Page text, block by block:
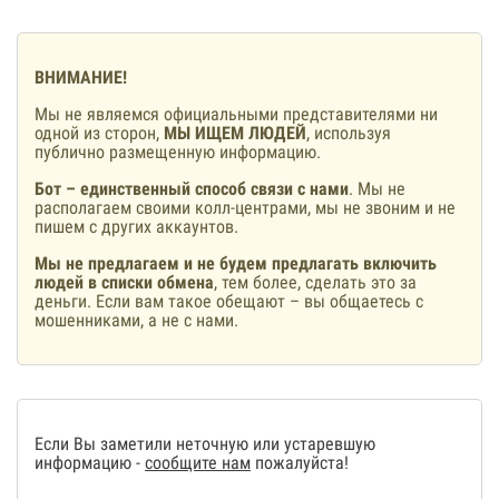
ВНИМАНИЕ!
Мы не являемся официальными представителями ни
одной из сторон, МЫ ИЩЕМ ЛЮДЕЙ, используя
публично размещенную информацию.
Бот – единственный способ связи с нами. Мы не
располагаем своими колл-центрами, мы не звоним и не
пишем с других аккаунтов.
Мы не предлагаем и не будем предлагать включить
людей в списки обмена, тем более, сделать это за
деньги. Если вам такое обещают – вы общаетесь с
мошенниками, а не с нами.
Если Вы заметили неточную или устаревшую
информацию - сообщите нам пожалуйста!